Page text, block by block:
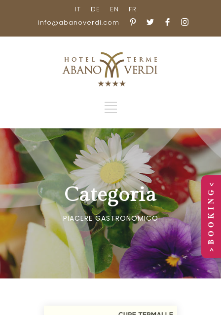
IT DE EN
FR
info@abanoverdi.com
Categoria
PIACERE GASTRONOMICO > B O O K I N G <